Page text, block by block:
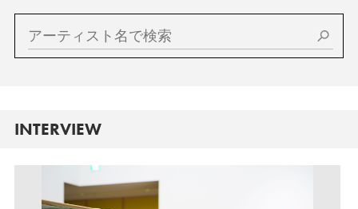
INTERVIEW